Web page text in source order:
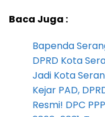
Baca Juga :
Bapenda
DPRD Kota
Jadi Kota
Kejar PAD,
Resmi! DPC